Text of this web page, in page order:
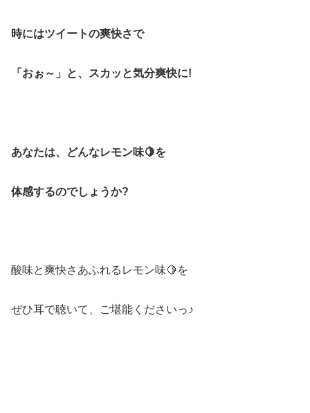
時にはツイートの爽快さで
「おぉ～」と、 スカッと気分爽快に!
あなたは、どんなレモン味🍋を
体感するのでしょうか?
酸味と爽快さあふれるレモン味🍋を
ぜひ耳で聴いて、ご堪能くださいっ♪